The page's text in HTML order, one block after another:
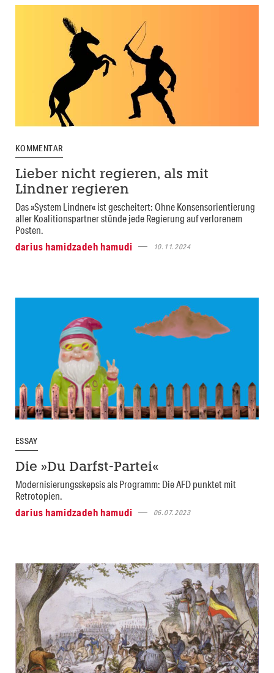
KOMMENTAR
Lieber nicht regieren, als mit
Lindner regieren
Das »System Lindner« ist gescheitert: Ohne Konsensorientierung
aller Koalitionspartner stünde jede Regierung auf verlorenem
Posten.
darius hamidzadeh hamudi
10.11.2024
ESSAY
Die »Du Darfst-Partei«
Modernisierungsskepsis als Programm: Die AFD punktet mit
Retrotopien.
darius hamidzadeh hamudi
06.07.2023